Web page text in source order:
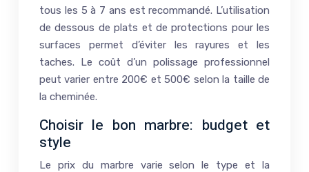
tous les 5 à 7 ans est recommandé. L’utilisation
de dessous de plats et de protections pour les
surfaces permet d’éviter les rayures et les
taches. Le coût d’un polissage professionnel
peut varier entre 200€ et 500€ selon la taille de
la cheminée.
Choisir le bon marbre: budget et
style
Le prix du marbre varie selon le type et la